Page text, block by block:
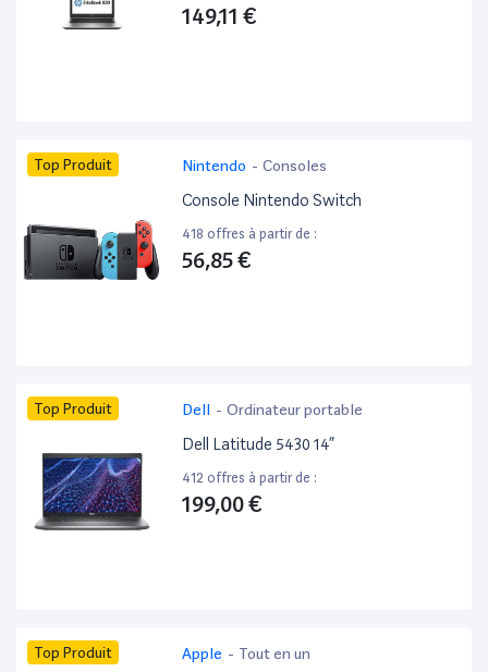
149,11 €
Top Produit Nintendo - Consoles
Console Nintendo Switch
418 offres à partir de :
56,85 €
Top Produit Dell - Ordinateur portable
Dell Latitude 5430 14”
412 offres à partir de :
199,00 €
Top Produit Apple - Tout en un